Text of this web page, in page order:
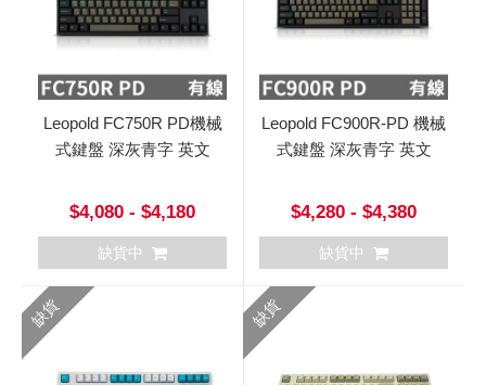
Leopold FC750R PD機械
式鍵盤 深灰青字 英文
$4,080 - $4,180
缺貨中
Leopold FC900R-PD 機械
式鍵盤 深灰青字 英文
$4,280 - $4,380
缺貨中
缺貨 缺貨